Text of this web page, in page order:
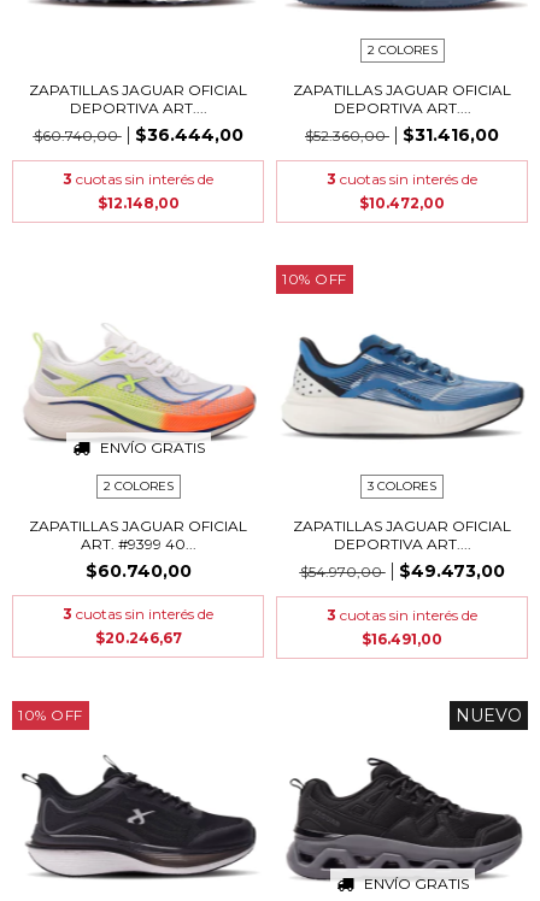
ZAPATILLAS JAGUAR OFICIAL
DEPORTIVA ART....
$60.740,00
$36.444,00
3 cuotas sin interés de
$12.148,00
2 COLORES
ZAPATILLAS JAGUAR OFICIAL
DEPORTIVA ART....
$52.360,00
$31.416,00
3 cuotas sin interés de
$10.472,00
ENVÍO GRATIS
2 COLORES
ZAPATILLAS JAGUAR OFICIAL
ART. #9399 40...
$60.740,00
3 cuotas sin interés de
$20.246,67
10% OFF
3 COLORES
ZAPATILLAS JAGUAR OFICIAL
DEPORTIVA ART....
$54.970,00
$49.473,00
3 cuotas sin interés de
$16.491,00
10% OFF
ENVÍO GRATIS
NUEVO